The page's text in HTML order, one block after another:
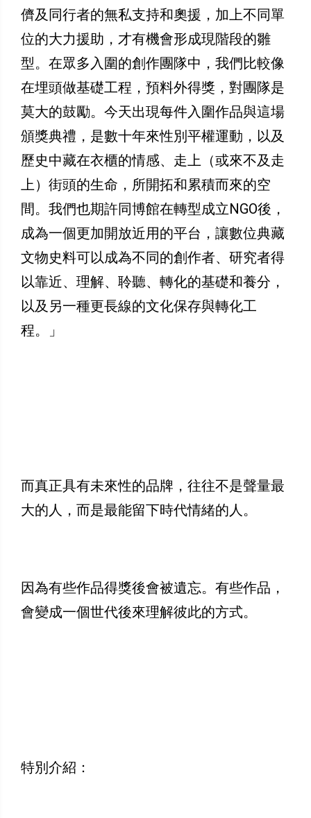
儕及同行者的無私支持和奧援，加上不同單
位的大力援助，才有機會形成現階段的雛
型。在眾多入圍的創作團隊中，我們比較像
在埋頭做基礎工程，預料外得獎，對團隊是
莫大的鼓勵。今天出現每件入圍作品與這場
頒獎典禮，是數十年來性別平權運動，以及
歷史中藏在衣櫃的情感、走上（或來不及走
上）街頭的生命，所開拓和累積而來的空
間。我們也期許同博館在轉型成立NGO後，
成為一個更加開放近用的平台，讓數位典藏
文物史料可以成為不同的創作者、研究者得
以靠近、理解、聆聽、轉化的基礎和養分，
以及另一種更長線的文化保存與轉化工
程。」
而真正具有未來性的品牌，往往不是聲量最
大的人，而是最能留下時代情緒的人。
因為有些作品得獎後會被遺忘。有些作品，
會變成一個世代後來理解彼此的方式。
特別介紹：